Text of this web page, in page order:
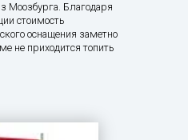
Моозбурга. Благодаря
стоимость
оснащения заметно
не приходится топить